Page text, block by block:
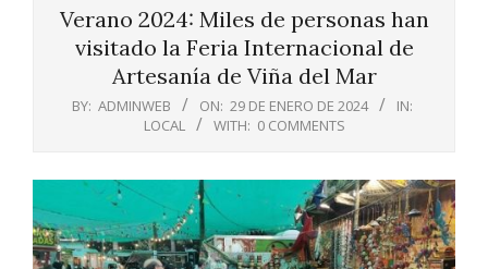
Verano 2024: Miles de personas han
visitado la Feria Internacional de
Artesanía de Viña del Mar
BY: ADMINWEB ON: 29 DE ENERO DE 2024
IN:
LOCAL
WITH: 0 COMMENTS